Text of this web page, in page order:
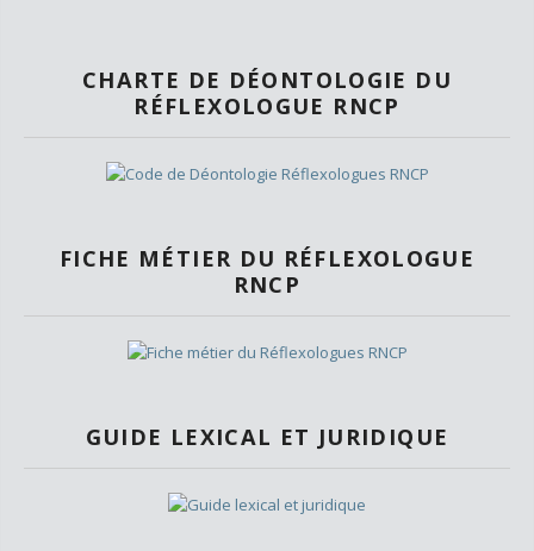
CHARTE DE DÉONTOLOGIE DU
RÉFLEXOLOGUE RNCP
FICHE MÉTIER DU RÉFLEXOLOGUE
RNCP
GUIDE LEXICAL ET JURIDIQUE